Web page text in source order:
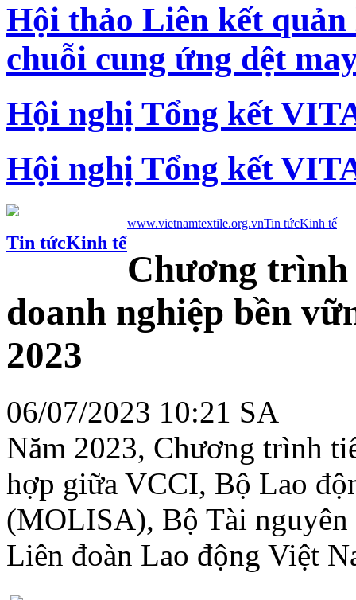
Hội thảo Liên kết
chuỗi cung ứng dệt
Hội nghị Tổng kết
Hội nghị Tổng kết
Tin tứcKinh tế
www.vietnamtextile.org.vnTin tứcKinh tế
Chương trình
doanh nghiệp bền
2023
06/07/2023 10:21 SA
Năm 2023, Chương trình
hợp giữa VCCI, Bộ Lao
(MOLISA), Bộ Tài
Liên đoàn Lao động Việt